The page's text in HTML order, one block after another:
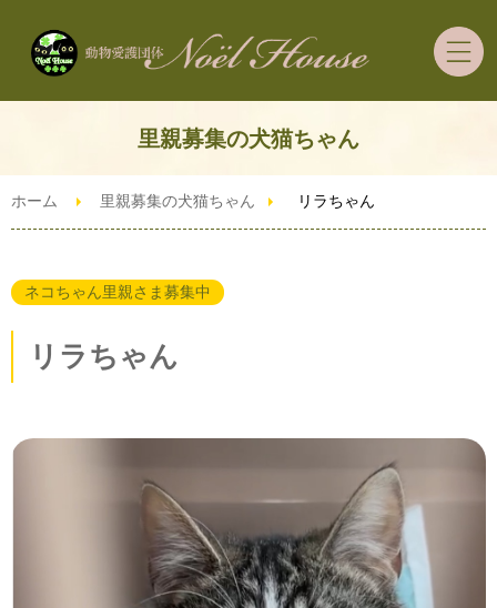
ホーム
里親募集の犬猫ちゃん
お問い合わせ
里親募集の犬猫ちゃん
ホーム 里親募集の犬猫ちゃん リラちゃん
ネコちゃん里親さま募集中
リラちゃん